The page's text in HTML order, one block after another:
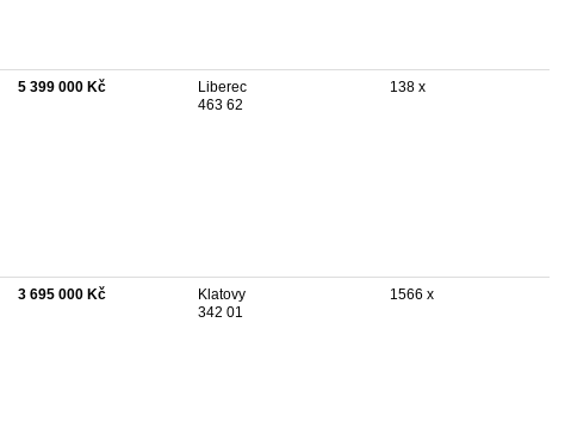
5 399 000 Kč
Liberec
463 62
138 x
3 695 000 Kč
Klatovy
342 01
1566 x